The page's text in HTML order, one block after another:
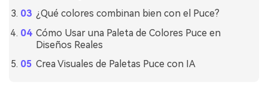
¿Qué colores combinan bien con el Puce?
Cómo Usar una Paleta de Colores Puce en
Diseños Reales
Crea Visuales de Paletas Puce con IA